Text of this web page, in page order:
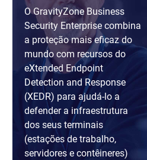
O GravityZone Business
Security Enterprise combina
a proteção mais eficaz do
mundo com recursos do
eXtended Endpoint
Detection and Response
(XEDR) para ajudá-lo a
defender a infraestrutura
dos seus terminais
(estações de trabalho,
servidores e contêineres)